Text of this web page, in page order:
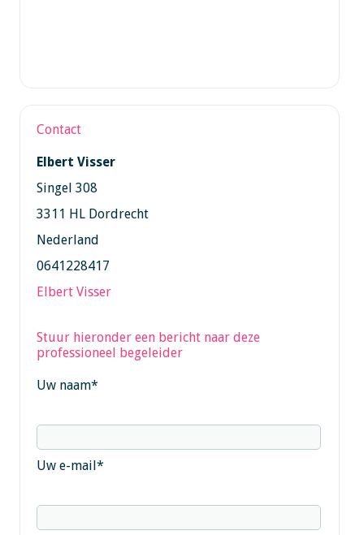
Contact
Elbert Visser
Singel 308
3311 HL Dordrecht
Nederland
0641228417
Elbert Visser
Stuur hieronder een bericht naar deze
professioneel begeleider
Uw naam*
Uw e-mail*